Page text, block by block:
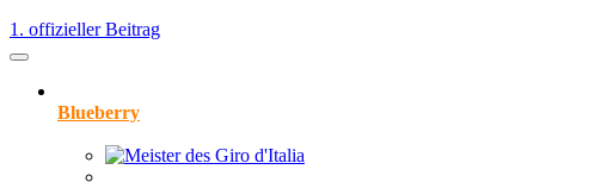
1. offizieller Beitrag
Blueberry